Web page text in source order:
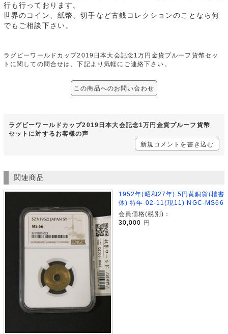
行も行っております。
世界のコイン、紙幣、切手など古銭コレクションのことなら何
でもご相談下さい。
ラグビーワールドカップ2019日本大会記念1万円金貨プルーフ貨幣セッ
トに関しての問合せは、下記より気軽にご連絡下さい。
この商品へのお問い合わせ
ラグビーワールドカップ2019日本大会記念1万円金貨プルーフ貨幣
セットに対するお客様の声
新規コメントを書き込む
関連商品
1952年(昭和27年) 5円黄銅貨(楷書
体) 特年 02-11(現11) NGC-MS66
会員価格(税別)：
30,000
円